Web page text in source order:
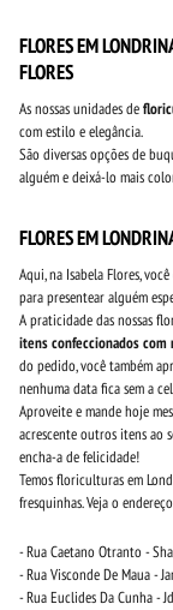
FLORES EM
FLORES
As nossas unidades de
com estilo e elegância.
São diversas opções de
alguém e deixá-lo mais
FLORES EM
Aqui, na Isabela Flores,
para presentear alguém
A praticidade das nossas
itens confeccionados
do pedido, você também
nenhuma data fica sem a
Aproveite e mande hoje
acrescente outros itens ao
encha-a de felicidade!
Temos floriculturas em
fresquinhas. Veja o
- Rua Caetano Otranto -
- Rua Visconde De Maua -
- Rua Euclides Da Cunha -